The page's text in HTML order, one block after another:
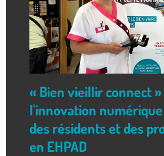
« Bien vieillir connect »
l'innovation
des résidents et des
en EHPAD